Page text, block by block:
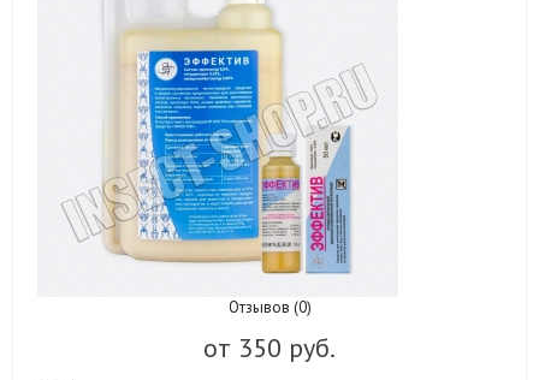
Отзывов (0)
от 350 руб.